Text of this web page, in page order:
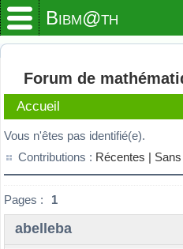
Bibm@th
Forum de
Accueil
Vous n'êtes pas identifié(e).
Contributions : Récentes |
Pages : 1
abelleba